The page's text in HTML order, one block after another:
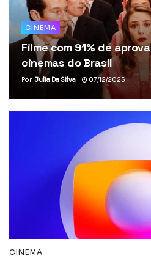
CINEMA
Filme com 91% de
cinemas do Brasil
Por Julia Da Silva 07/12/2025
CINEMA